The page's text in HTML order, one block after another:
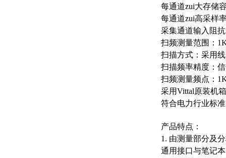
每通道zui大存储
每通道zui高采样
采集通道输入阻
扫频测量范围：
扫描方式：采用
扫描频率精度：
扫频测量频点：
采用Vittal原装机箱
符合电力行业标
产品特点：
1. 由测量部分及
通用接口与笔记